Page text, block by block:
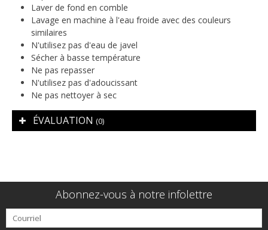
Laver de fond en comble
Lavage en machine à l'eau froide avec des couleurs
similaires
N'utilisez pas d'eau de javel
Sécher à basse température
Ne pas repasser
N'utilisez pas d'adoucissant
Ne pas nettoyer à sec
ÉVALUATION (0)
Abonnez-vous à notre infolettre